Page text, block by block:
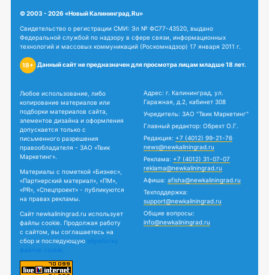
© 2003 - 2026 «Новый Калининград.Ru»
Свидетельство о регистрации СМИ: Эл № ФС77-43520, выдано
Федеральной службой по надзору в сфере связи, информационных
технологий и массовых коммуникаций (Роскомнадзор) 17 января 2011 г.
18+ Данный сайт не предназначен для просмотра лицам младше 18 лет.
Любое использование, либо
копирование материалов или
подборки материалов сайта,
элементов дизайна и оформления
допускается только с
письменного разрешения
правообладателя - ЗАО «Твик
Маркетинг».
Материалы с пометкой «Бизнес»,
«Партнерский материал», «ПМ»,
«PR», «Спецпроект» - публикуются
на правах рекламы.
Сайт newkaliningrad.ru использует
файлы cookie. Продолжая работу
с сайтом, вы соглашаетесь на
сбор и последующую обработку
файлов cookie.
Адрес: г. Калининград, ул.
Гаражная, д.2, кабинет 308
Учредитель: ЗАО "Твик Маркетинг"
Главный редактор: Обрехт О.Г.
Редакция: +7 (4012) 99-21-76
news@newkaliningrad.ru
Реклама: +7 (4012) 31-07-07
reklama@newkaliningrad.ru
Афиша: afisha@newkaliningrad.ru
Техподдержка:
support@newkaliningrad.ru
Общие вопросы:
info@newkaliningrad.ru